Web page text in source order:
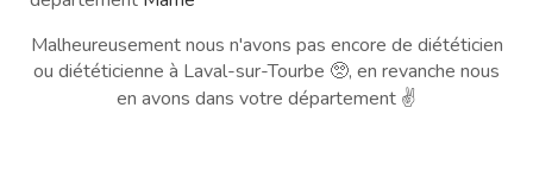
Malheureusement nous n'avons pas encore de diététicien
ou diététicienne à Laval-sur-Tourbe 🥺, en revanche nous
en avons dans votre département ✌️